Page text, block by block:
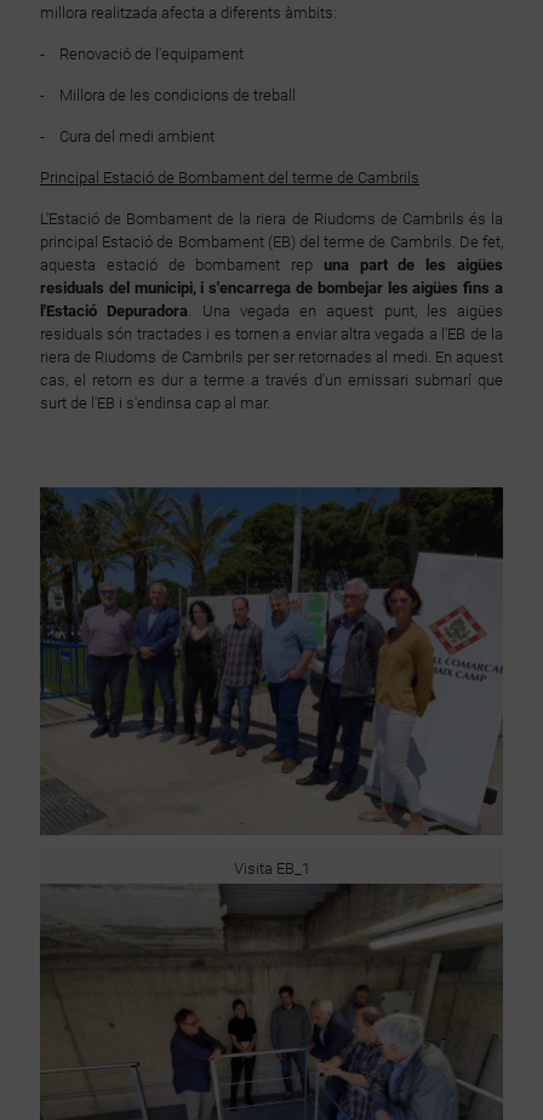
millora realitzada afecta a diferents àmbits:
- Renovació de l'equipament
- Millora de les condicions de treball
- Cura del medi ambient
Principal Estació de Bombament del terme de Cambrils
L'Estació de Bombament de la riera de Riudoms de Cambrils és la
principal Estació de Bombament (EB) del terme de Cambrils. De fet,
aquesta estació de bombament rep una part de les aigües
residuals del municipi, i s'encarrega de bombejar les aigües fins a
l'Estació Depuradora. Una vegada en aquest punt, les aigües
residuals són tractades i es tornen a enviar altra vegada a l'EB de la
riera de Riudoms de Cambrils per ser retornades al medi. En aquest
cas, el retorn es dur a terme a través d'un emissari submarí que
surt de l'EB i s'endinsa cap al mar.
Visita EB_1